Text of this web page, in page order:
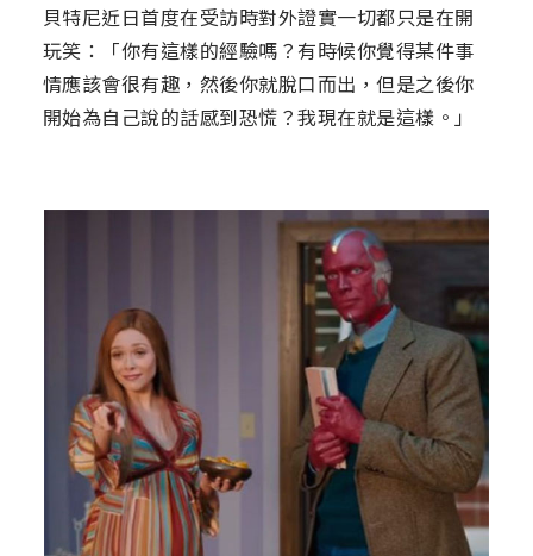
貝特尼近日首度在受訪時對外證實一切都只是在開
玩笑：「你有這樣的經驗嗎？有時候你覺得某件事
情應該會很有趣，然後你就脫口而出，但是之後你
開始為自己說的話感到恐慌？我現在就是這樣。」